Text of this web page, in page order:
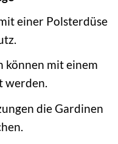
einer Polsterdüse
können mit einem
werden.
die Gardinen